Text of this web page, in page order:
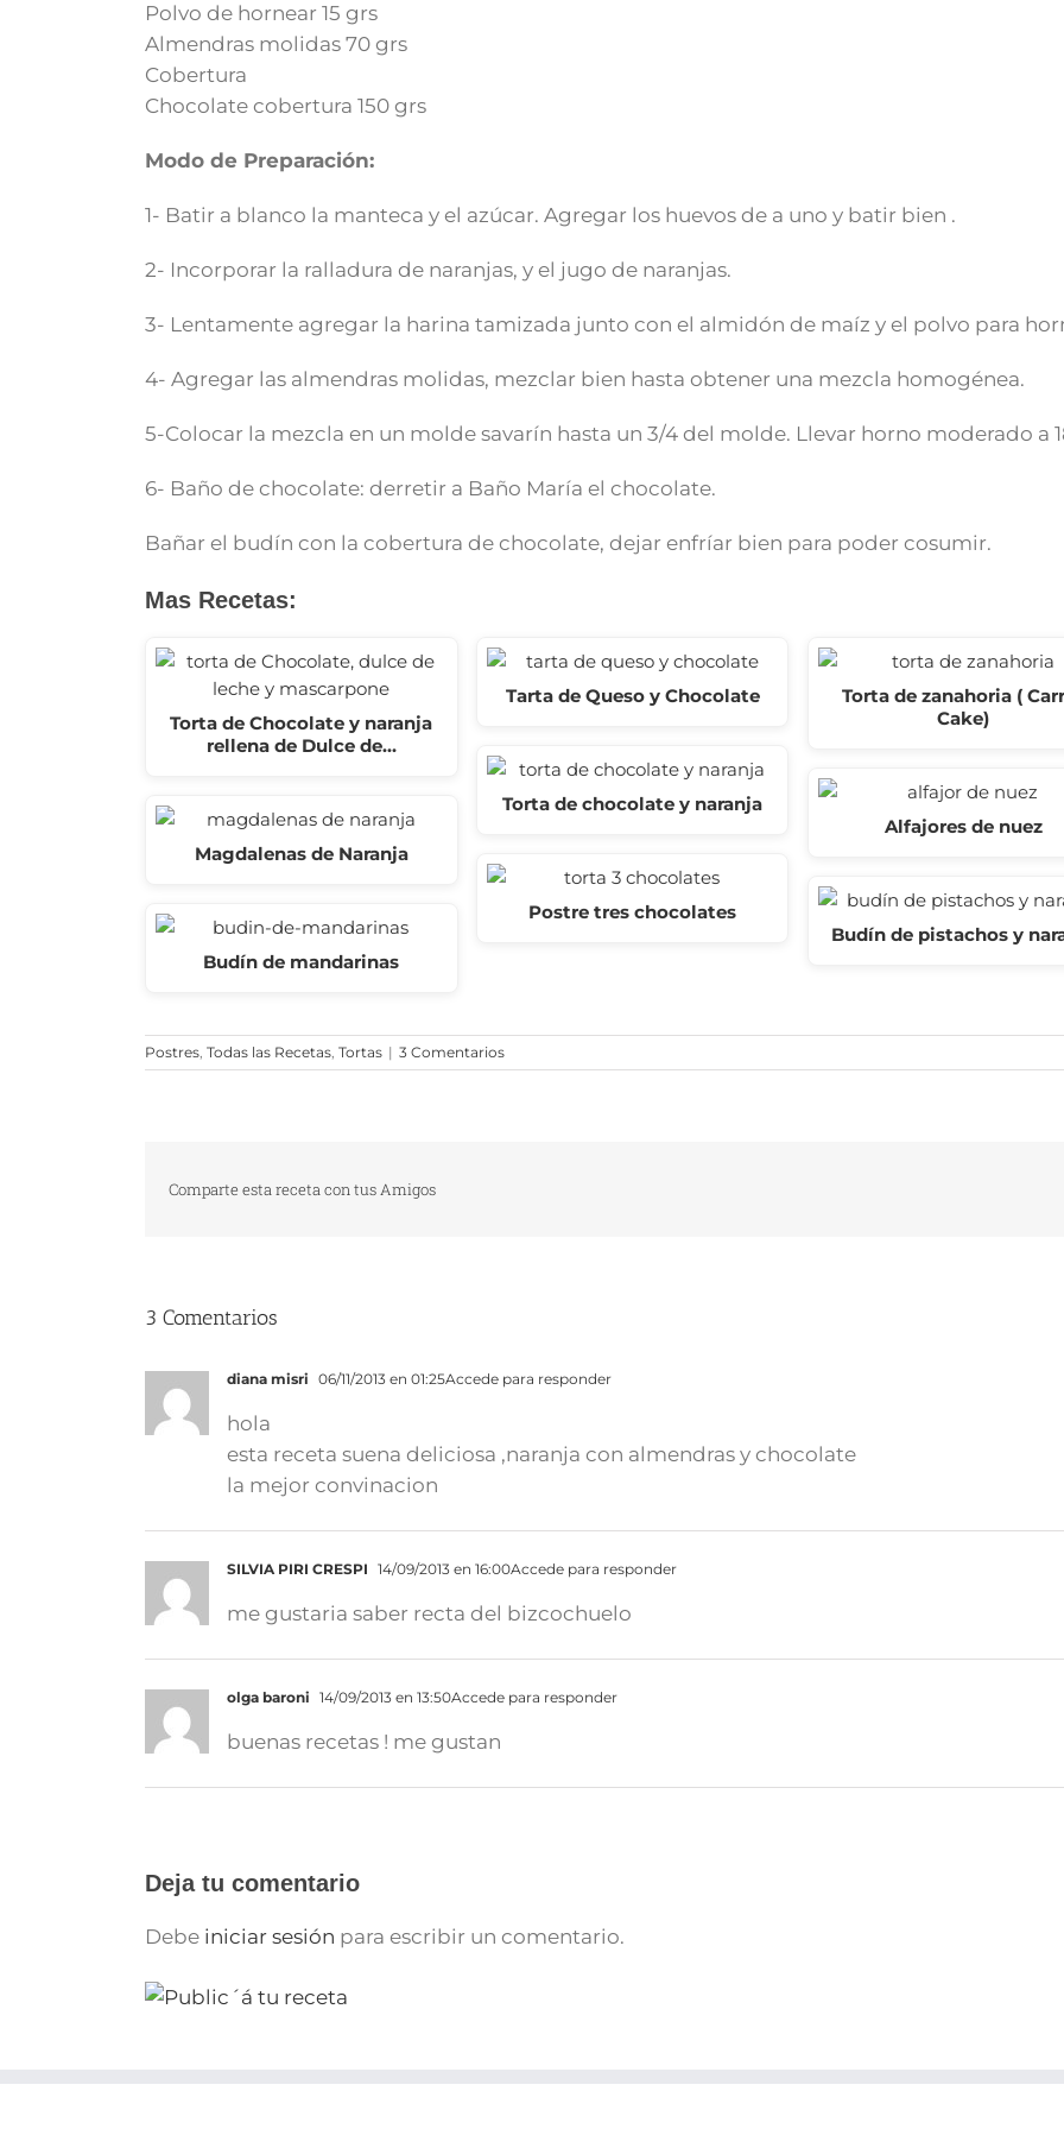
Polvo de hornear 15 grs
Almendras molidas 70 grs
Cobertura
Chocolate cobertura 150 grs
Modo de Preparación:
1- Batir a blanco la manteca y el azúcar. Agregar los huevos de a uno y batir bien .
2- Incorporar la ralladura de naranjas, y el jugo de naranjas.
3- Lentamente agregar la harina tamizada junto con el almidón de maíz y el polvo para
4- Agregar las almendras molidas, mezclar bien hasta obtener una mezcla homogénea.
5-Colocar la mezcla en un molde savarín hasta un 3/4 del molde. Llevar horno moderado a
6- Baño de chocolate: derretir a Baño María el chocolate.
Bañar el budín con la cobertura de chocolate, dejar enfríar bien para poder cosumir.
Mas Recetas:
Torta de Chocolate y naranja
rellena de Dulce de…
Magdalenas de Naranja
Budín de mandarinas
Tarta de Queso y Chocolate
Torta de chocolate y naranja
Postre tres chocolates
Torta de zanahoria (
Cake)
Alfajores de nuez
Budín de pistachos y
Postres, Todas las Recetas, Tortas | 3 Comentarios
Comparte esta receta con tus Amigos
3 Comentarios
diana misri 06/11/2013 en 01:25Accede para responder
hola
esta receta suena deliciosa ,naranja con almendras y chocolate
la mejor convinacion
SILVIA PIRI CRESPI 14/09/2013 en 16:00Accede para responder
me gustaria saber recta del bizcochuelo
olga baroni 14/09/2013 en 13:50Accede para responder
buenas recetas ! me gustan
Deja tu comentario
Debe iniciar sesión para escribir un comentario.